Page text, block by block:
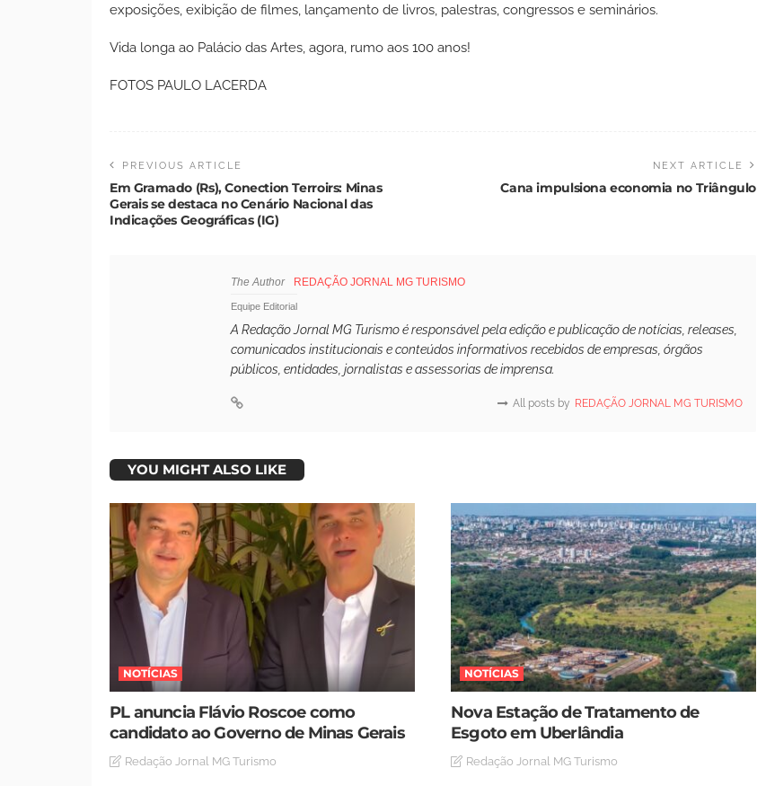
exposições, exibição de filmes, lançamento de livros, palestras, congressos e seminários.
Vida longa ao Palácio das Artes, agora, rumo aos 100 anos!
FOTOS PAULO LACERDA
PREVIOUS ARTICLE
Em Gramado (Rs), Conection Terroirs: Minas
Gerais se destaca no Cenário Nacional das
Indicações Geográficas (IG)
NEXT ARTICLE
Cana impulsiona economia no Triângulo
The Author REDAÇÃO JORNAL MG TURISMO
Equipe Editorial
A Redação Jornal MG Turismo é responsável pela edição e publicação de notícias, releases,
comunicados institucionais e conteúdos informativos recebidos de empresas, órgãos
públicos, entidades, jornalistas e assessorias de imprensa.
All posts by REDAÇÃO JORNAL MG TURISMO
YOU MIGHT ALSO LIKE
NOTÍCIAS
PL anuncia Flávio Roscoe como
candidato ao Governo de Minas Gerais
Redação Jornal MG Turismo
NOTÍCIAS
Nova Estação de Tratamento de
Esgoto em Uberlândia
Redação Jornal MG Turismo